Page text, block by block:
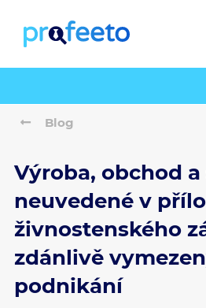
Blog
Výroba, obchod
neuvedené v
živnostenského
zdánlivě
podnikání